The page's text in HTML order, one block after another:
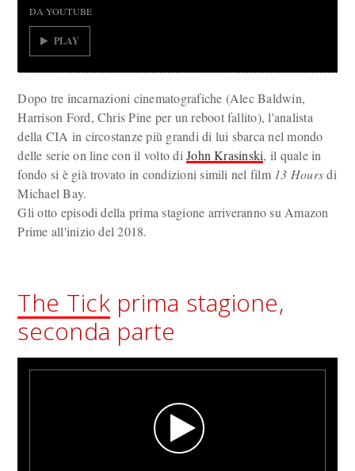
DA YOUTUBE
PLAY
Dopo tre incarnazioni cinematografiche (Alec Baldwin,
Harrison Ford, Chris Pine per un reboot fallito), l'analista
della CIA in circostanze più grandi di lui sbarca nel mondo
delle serie on line con il volto diJohn Krasinski, il quale in
fondo si è già trovato in condizioni simili nel film 13 Hoursdi
Michael Bay.
Gli otto episodi della prima stagione arriveranno su Amazon
Prime all'inizio del 2018.
The Tick prima stagione,
seconda parte